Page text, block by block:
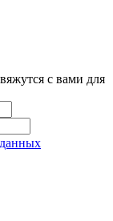
с вами для